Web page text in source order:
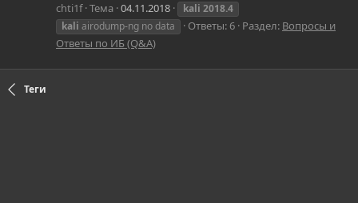
chti1f Тема 04.11.2018 kali 2018.4
kali airodump-ng no data Ответы: 6 Раздел: Вопросы и
Ответы по ИБ (Q&A)
Теги